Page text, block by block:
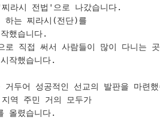
라시 전법'으로 나갔습니다.
하는 찌라시(전단)를
했습니다.
로 직접 써서 사람들이 많이 다니는
작했습니다.
거두어 성공적인 선교의 발판을 마련
역 주민 거의 모두가
올렸습니다.